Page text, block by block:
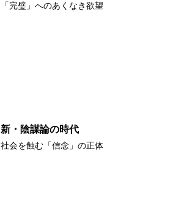
「完璧」へのあくなき欲望
新・陰謀論の時代
社会を蝕む「信念」の正体